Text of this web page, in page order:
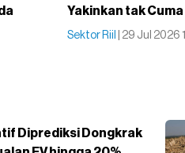
Yakinkan tak Cuma
Sektor Riil | 29 Jul 2026
Diprediksi Dongkrak